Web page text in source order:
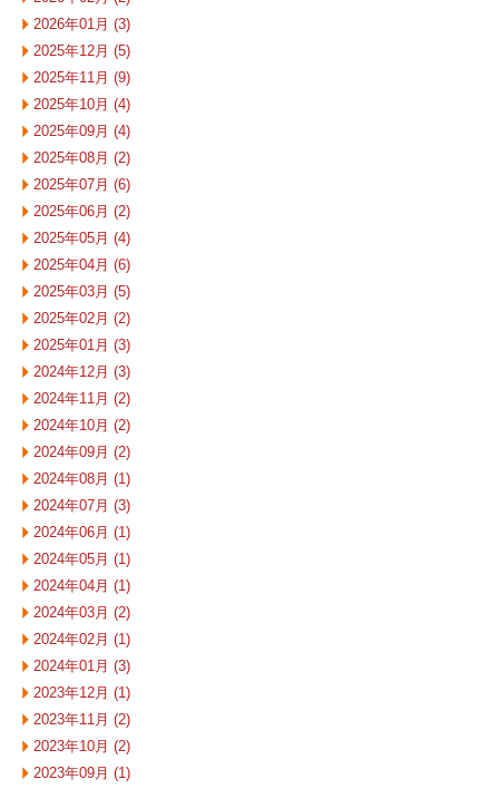
2026年01月 (3)
2025年12月 (5)
2025年11月 (9)
2025年10月 (4)
2025年09月 (4)
2025年08月 (2)
2025年07月 (6)
2025年06月 (2)
2025年05月 (4)
2025年04月 (6)
2025年03月 (5)
2025年02月 (2)
2025年01月 (3)
2024年12月 (3)
2024年11月 (2)
2024年10月 (2)
2024年09月 (2)
2024年08月 (1)
2024年07月 (3)
2024年06月 (1)
2024年05月 (1)
2024年04月 (1)
2024年03月 (2)
2024年02月 (1)
2024年01月 (3)
2023年12月 (1)
2023年11月 (2)
2023年10月 (2)
2023年09月 (1)